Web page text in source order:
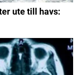
ute till havs: